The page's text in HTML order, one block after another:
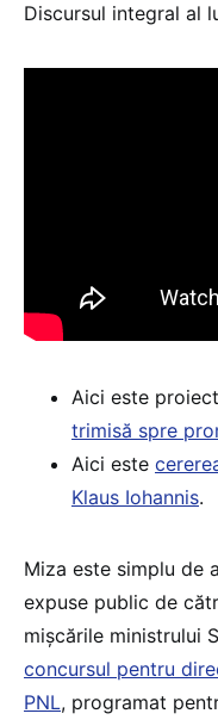
Discursul integral al
Aici este
trimisă spre
Aici este
Klaus Iohannis.
Miza este simplu de
expuse public de
mișcările ministrului
concursul pentru
PNL, programat